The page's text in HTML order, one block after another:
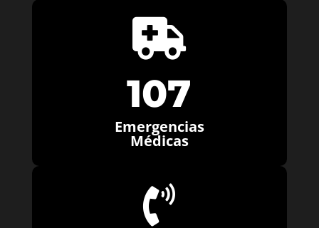

107
Emergencias
Médicas
